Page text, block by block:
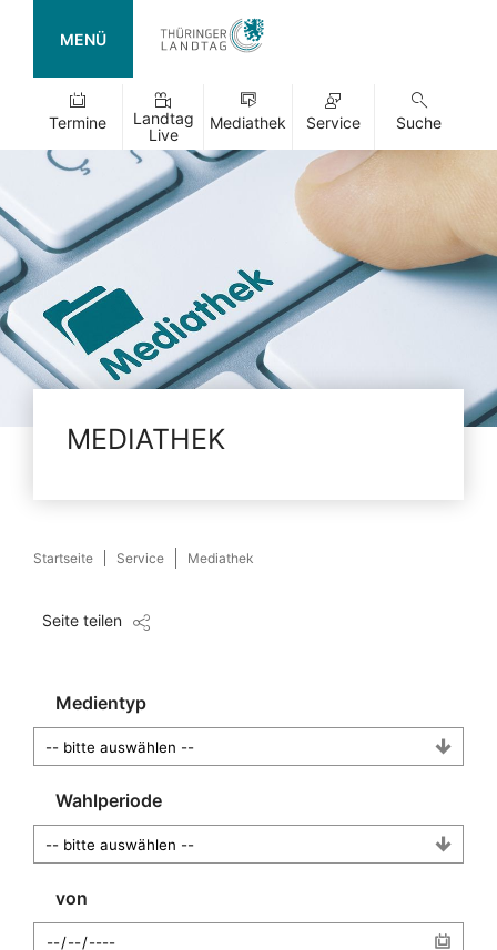
MENÜ
Termine
Landtag
Live
Mediathek Service Suche
MEDIATHEK
Startseite Service Mediathek
Seite teilen
Medientyp
Wahlperiode
von